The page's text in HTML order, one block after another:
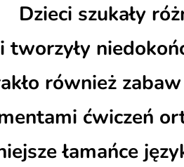
Dzieci szukały
i
również
łamańce